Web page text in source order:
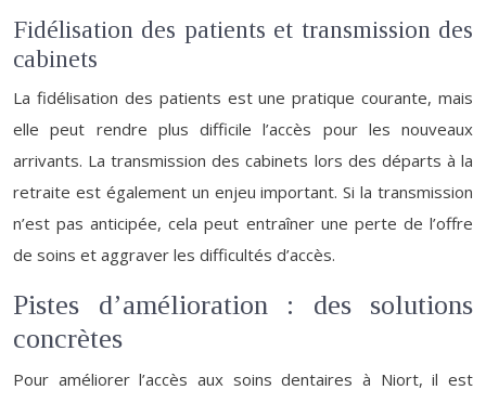
Fidélisation des patients et transmission des
cabinets
La fidélisation des patients est une pratique courante, mais
elle peut rendre plus difficile l’accès pour les nouveaux
arrivants. La transmission des cabinets lors des départs à la
retraite est également un enjeu important. Si la transmission
n’est pas anticipée, cela peut entraîner une perte de l’offre
de soins et aggraver les difficultés d’accès.
Pistes d’amélioration : des solutions
concrètes
Pour améliorer l’accès aux soins dentaires à Niort, il est